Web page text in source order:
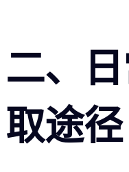
二、
取途径